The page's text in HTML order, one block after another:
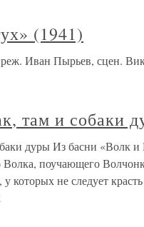
(1941)
Иван Пырьев, сцен.
там и собаки
дуры Из басни «Волк
поучающего
которых не следует